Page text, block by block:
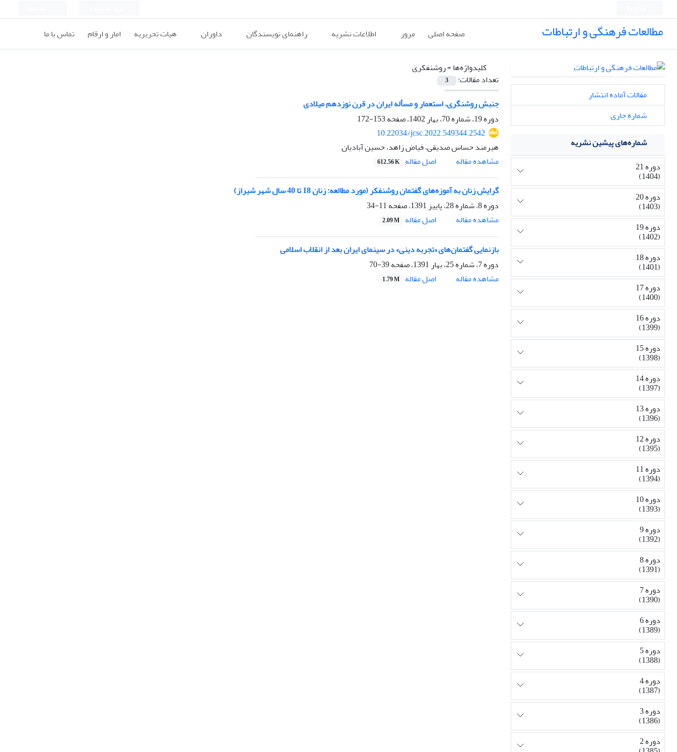
مطالعات فرهنگی و ارتباطات صفحه اصلی مرور اطلاعات نشریه راهنمای نویسندگان داوران هیات تحریریه امار و ارقام تماس با ما
کلیدواژه‌ها =روشنفکری
تعداد مقالات:
3
جنبش روشنگری، استعمار و مسأله ایران در قرن نوزدهم میلادی
دوره 19، شماره 70، بهار 1402، صفحه
153-172
10.22034/jcsc.2022.549344.2542
هیرمند حساس صدیقی، فیاض زاهد، حسین آبادیان
مشاهده مقاله
اصل مقاله 612.56 K
گرایش زنان به آموزه‌های گفتمان روشنفکر (مورد مطالعه: زنان 18 تا 40 سال شهر شیراز)
دوره 8، شماره 28، پاییز 1391، صفحه
11-34
مشاهده مقاله
اصل مقاله 2.09 M
بازنمایی گفتمان‌های «تجربه دینی» در سینمای ایران بعد از انقلاب اسلامی
دوره 7، شماره 25، بهار 1391، صفحه
39-70
مشاهده مقاله
اصل مقاله 1.79 M
مقالات آماده انتشار
شماره جاری
شماره‌های پیشین نشریه
دوره 21
(1404)
دوره 20
(1403)
دوره 19
(1402)
دوره 18
(1401)
دوره 17
(1400)
دوره 16
(1399)
دوره 15
(1398)
دوره 14
(1397)
دوره 13
(1396)
دوره 12
(1395)
دوره 11
(1394)
دوره 10
(1393)
دوره 9
(1392)
دوره 8
(1391)
دوره 7
(1390)
دوره 6
(1389)
دوره 5
(1388)
دوره 4
(1387)
دوره 3
(1386)
دوره 2